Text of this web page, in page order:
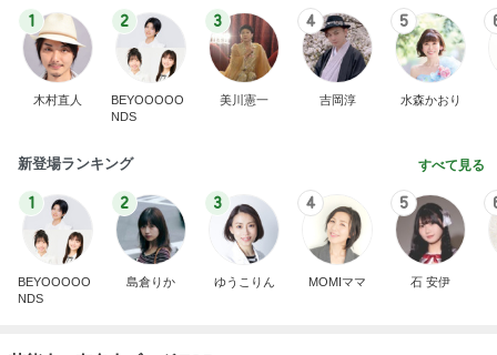
1
木村直人
2
BEYOOOOO
NDS
3
美川憲一
4
吉岡淳
5
水森かおり
新登場ランキング すべて見る
1
BEYOOOOO
NDS
2
島倉りか
3
ゆうこりん
4
MOMIママ
5
石 安伊